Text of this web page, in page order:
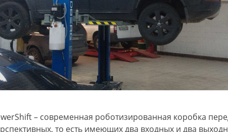
– современная роботизированная коробка
то есть имеющих два входных и два